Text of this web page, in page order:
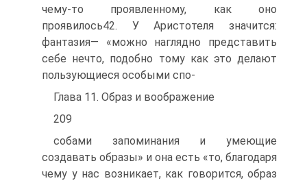
чему-то проявленному, как оно
проявилось42. У Аристотеля значится:
фантазия— «можно наглядно представить
се­бе нечто, подобно тому как это делают
пользующиеся особыми спо-
Глава 11. Образ и воображение
209
собами запоминания и умеющие
создавать образы» и она есть «то, благодаря
чему у нас возникает, как говорится, образ